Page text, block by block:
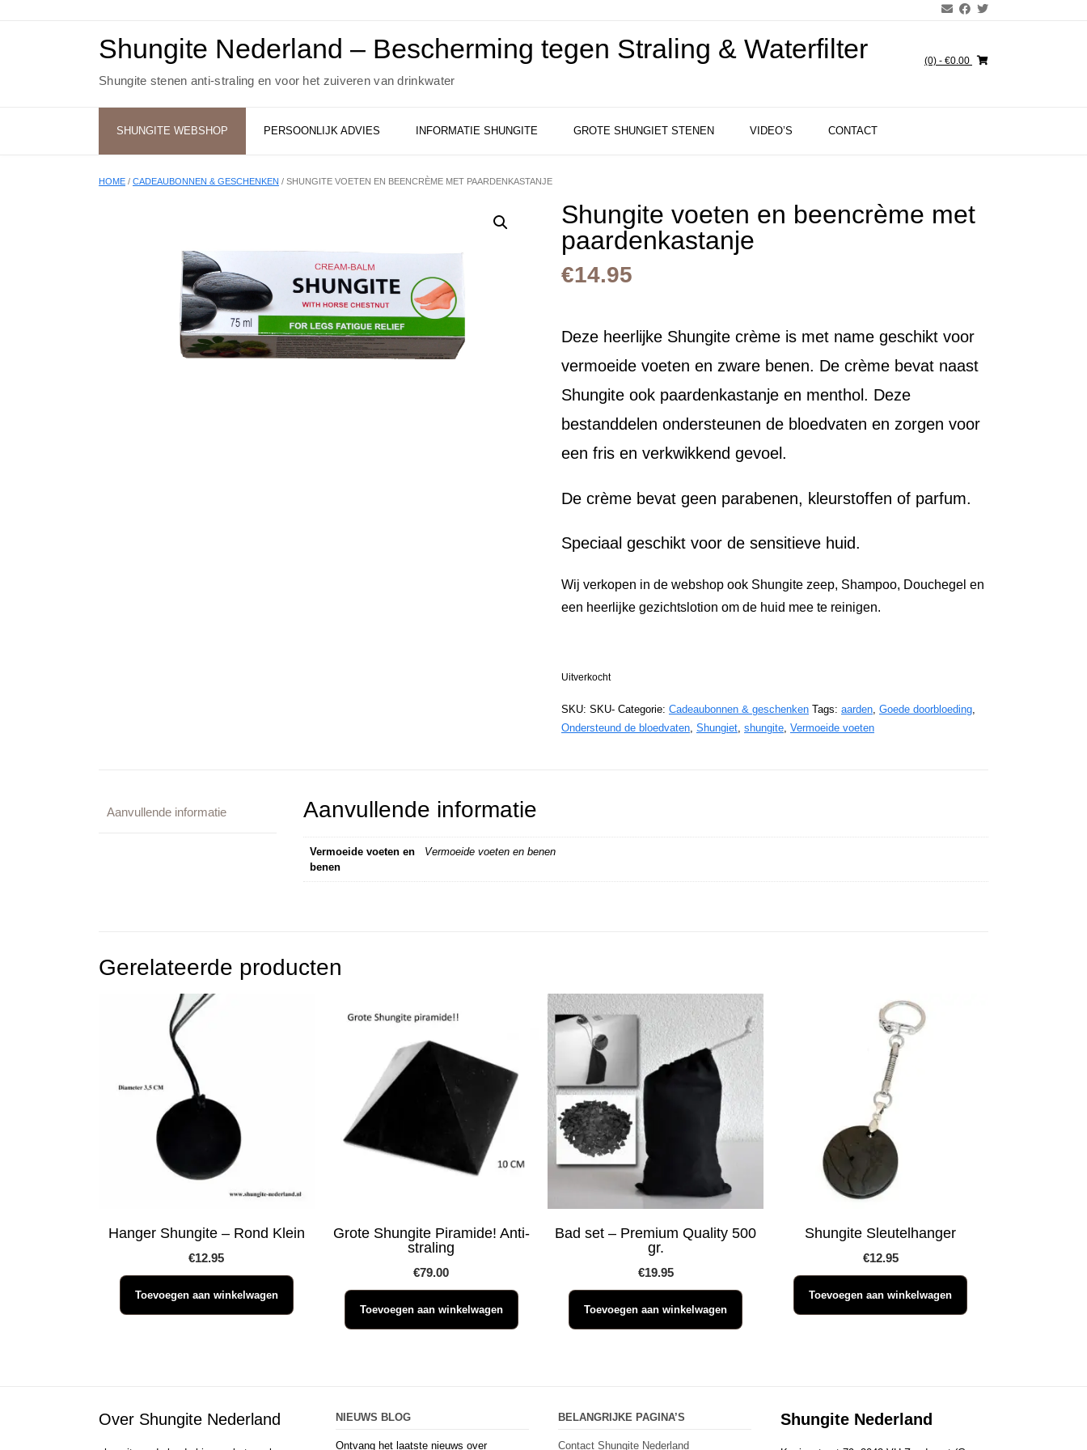
Shungite Nederland – Bescherming tegen Straling & Waterfilter
Shungite stenen anti-straling en voor het zuiveren van drinkwater
(0) - €0.00
SHUNGITE WEBSHOP PERSOONLIJK ADVIES INFORMATIE SHUNGITE GROTE SHUNGIET STENEN VIDEO’S CONTACT
HOME / CADEAUBONNEN & GESCHENKEN / SHUNGITE VOETEN EN BEENCRÈME MET PAARDENKASTANJE
Shungite voeten en beencrème met
paardenkastanje
€14.95
Deze heerlijke Shungite crème is met name geschikt voor
vermoeide voeten en zware benen. De crème bevat naast
Shungite ook paardenkastanje en menthol. Deze
bestanddelen ondersteunen de bloedvaten en zorgen voor
een fris en verkwikkend gevoel.
De crème bevat geen parabenen, kleurstoffen of parfum.
Speciaal geschikt voor de sensitieve huid.
Wij verkopen in de webshop ook Shungite zeep, Shampoo, Douchegel en
een heerlijke gezichtslotion om de huid mee te reinigen.
Uitverkocht
SKU: SKU- Categorie: Cadeaubonnen & geschenken Tags: aarden, Goede doorbloeding,
Ondersteund de bloedvaten, Shungiet, shungite, Vermoeide voeten
Aanvullende informatie Aanvullende informatie
Vermoeide voeten en
benen
Vermoeide voeten en benen
Gerelateerde producten
Hanger Shungite – Rond Klein
€12.95
Toevoegen aan winkelwagen
Grote Shungite Piramide! Anti-
straling
€79.00
Toevoegen aan winkelwagen
Bad set – Premium Quality 500
gr.
€19.95
Toevoegen aan winkelwagen
Shungite Sleutelhanger
€12.95
Toevoegen aan winkelwagen
Over Shungite Nederland NIEUWS BLOG
Ontvang het laatste nieuws over
BELANGRIJKE PAGINA’S
Contact Shungite Nederland
Shungite Nederland